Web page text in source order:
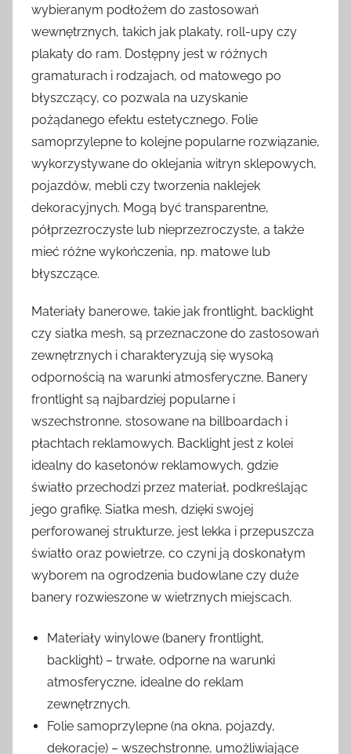
wybieranym podłożem do zastosowań
wewnętrznych, takich jak plakaty, roll-upy czy
plakaty do ram. Dostępny jest w różnych
gramaturach i rodzajach, od matowego po
błyszczący, co pozwala na uzyskanie
pożądanego efektu estetycznego. Folie
samoprzylepne to kolejne popularne rozwiązanie,
wykorzystywane do oklejania witryn sklepowych,
pojazdów, mebli czy tworzenia naklejek
dekoracyjnych. Mogą być transparentne,
półprzezroczyste lub nieprzezroczyste, a także
mieć różne wykończenia, np. matowe lub
błyszczące.
Materiały banerowe, takie jak frontlight, backlight
czy siatka mesh, są przeznaczone do zastosowań
zewnętrznych i charakteryzują się wysoką
odpornością na warunki atmosferyczne. Banery
frontlight są najbardziej popularne i
wszechstronne, stosowane na billboardach i
płachtach reklamowych. Backlight jest z kolei
idealny do kasetonów reklamowych, gdzie
światło przechodzi przez materiał, podkreślając
jego grafikę. Siatka mesh, dzięki swojej
perforowanej strukturze, jest lekka i przepuszcza
światło oraz powietrze, co czyni ją doskonałym
wyborem na ogrodzenia budowlane czy duże
banery rozwieszone w wietrznych miejscach.
Materiały winylowe (banery frontlight,
backlight) – trwałe, odporne na warunki
atmosferyczne, idealne do reklam
zewnętrznych.
Folie samoprzylepne (na okna, pojazdy,
dekoracje) – wszechstronne, umożliwiające